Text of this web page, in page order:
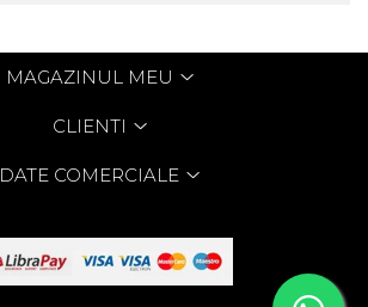
MAGAZINUL MEU
CLIENTI
DATE COMERCIALE